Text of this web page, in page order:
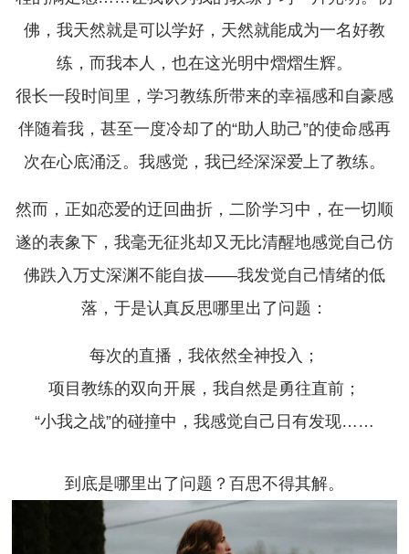
佛，我天然就是可以学好，天然就能成为一名好教
练，而我本人，也在这光明中熠熠生辉。
很长一段时间里，学习教练所带来的幸福感和自豪感
伴随着我，甚至一度冷却了的“助人助己”的使命感再
次在心底涌泛。我感觉，我已经深深爱上了教练。
然而，正如恋爱的迂回曲折，二阶学习中，在一切顺
遂的表象下，我毫无征兆却又无比清醒地感觉自己仿
佛跌入万丈深渊不能自拔——我发觉自己情绪的低
落，于是认真反思哪里出了问题：
每次的直播，我依然全神投入；
项目教练的双向开展，我自然是勇往直前；
“小我之战”的碰撞中，我感觉自己日有发现……
到底是哪里出了问题？百思不得其解。